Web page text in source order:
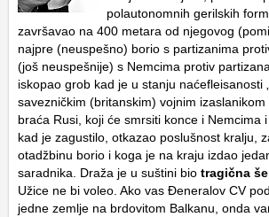
polautonomnih gerilskih
završavao na 400 metara od njegovog
najpre (neuspešno) borio s partizanima
(još neuspešnije) s Nemcima protiv
iskopao grob kad je u stanju naćefleisanosti
savezničkim (britanskim) vojnim izaslanikom
braća Rusi, koji će smrsiti konce i Nemcima i
kad je zagustilo, otkazao poslušnost kralju,
otadžbinu borio i koga je na kraju izdao
saradnika. Draža je u suštini bio tragična
Užice ne bi voleo. Ako vas Đeneralov CV
jedne zemlje na brdovitom Balkanu, onda